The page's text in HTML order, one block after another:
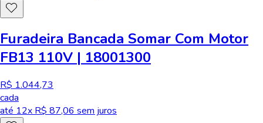
Furadeira Bancada Somar Com Motor
FB13 110V | 18001300
R$ 1.044,73
cada
até 12x R$ 87,06 sem juros